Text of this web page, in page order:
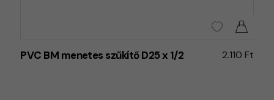
PVC BM menetes szűkítő D25 x 1/2 2.110 Ft